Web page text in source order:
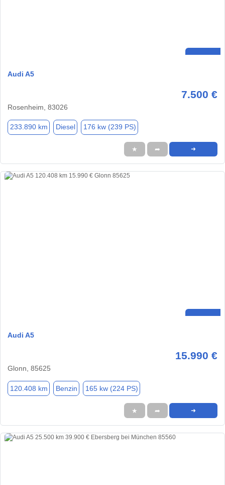
Audi A5
7.500 €
Rosenheim, 83026
233.890 km Diesel 176 kw (239 PS)
★ ➦ ➜
Audi A5
15.990 €
Glonn, 85625
120.408 km Benzin 165 kw (224 PS)
★ ➦ ➜